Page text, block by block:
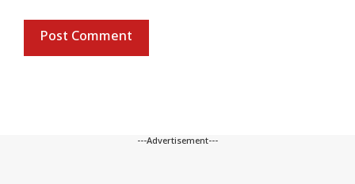
---Advertisement---